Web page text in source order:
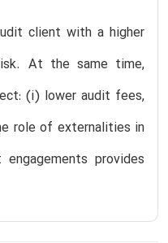
client with a higher
At the same time,
(i) lower audit fees,
role of externalities in
provides